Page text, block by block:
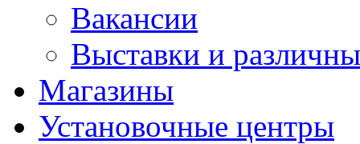
Вакансии
Выставки и
Магазины
Установочные центры